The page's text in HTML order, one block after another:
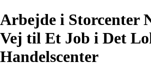
Arbejde i Storcenter
Vej til Et Job i Det
Handelscenter